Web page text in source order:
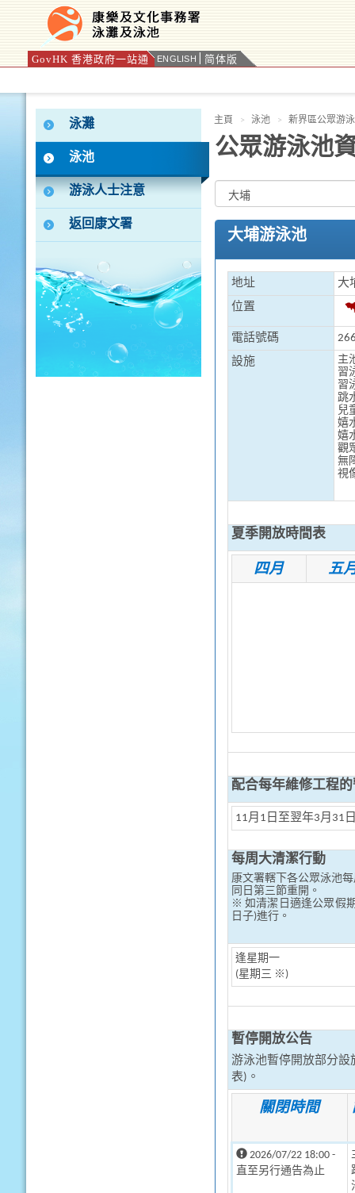
GovHK 香港政府一站通 ENGLISH 简体版
按“Tab”進入菜單
泳灘
泳池
游泳人士注意
返回康文署
主頁 泳池 新界區公眾游
公眾游泳池
大埔游泳池
地址
大
位置
電話號碼
設施
主
習
習
跳
兒
嬉
嬉
觀
無
視
夏季開放時間表
四月 五
配合每年維修工程
11月1日至翌年3月31
每周大清潔行動
康文署轄下各公眾泳池
同日第三節重開。
※ 如清潔日適逢公眾假
日子)進行。
逢星期一
(星期三 ※)
暫停開放公告
游泳池暫停開放部分設
表)。
關閉時間
2026/07/22 18:00 -
直至另行通告為止